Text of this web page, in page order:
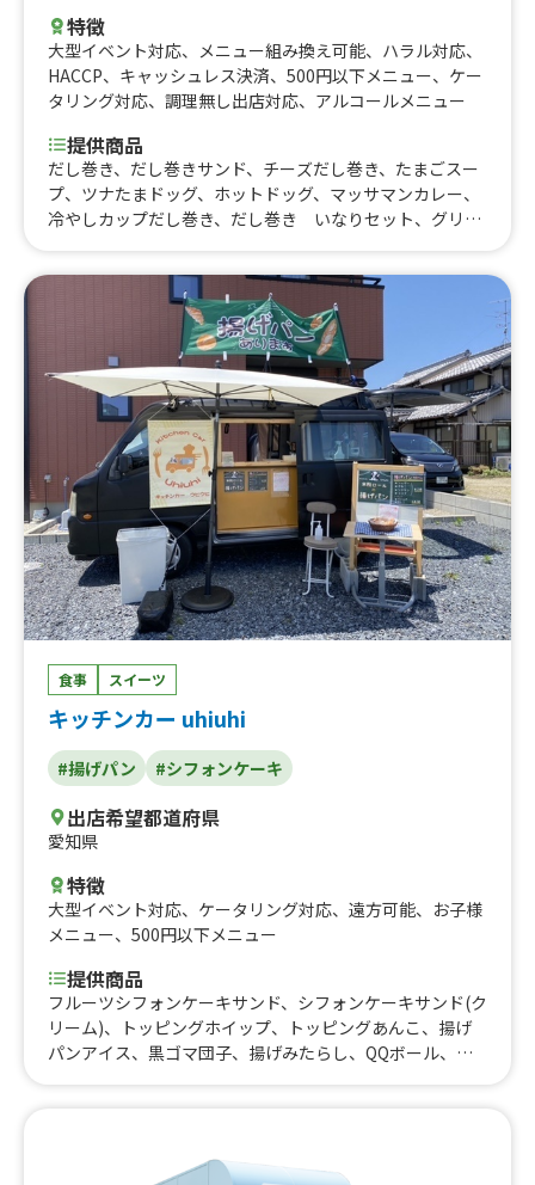
汁、ポテトスープ、クラムチャウダー、コーンスープ、エ
ッグスープ、ぜんざい、スンドゥブ（韓国）、トッポギ
(韓国)、soto(インドネシア料理)、スパムおにぎり、ケイ
ジャンフライドポテト、そば、ラーメン、お弁当各種、レ
インボー綿菓子、おにぎり2個入り、おにぎり、枝豆、お
弁当各種、お弁当各種、琥珀糖炭酸ジュース、チキンカツ
バーガー、ロースカツハンバーガー、冷やしつけ麺、冷や
しうどん、冷やし蕎麦、ダブルハンバーガー、焼うどん、
クリーム スクープダブル、沖縄ブルーシールアイスクリー
ム スクープシングル、フルーツかき氷
特徴
大型イベント対応、 メニュー組み換え可能、 ハラル対応、
HACCP、 キャッシュレス決済、 500円以下メニュー、 ケー
タリング対応、 調理無し出店対応、 アルコールメニュー
提供商品
だし巻き、だし巻きサンド、チーズだし巻き、たまごスー
プ、ツナたまドッグ、ホットドッグ、マッサマンカレー、
冷やしカップだし巻き、だし巻き いなりセット、グリー
食事 スイーツ
キッチンカー uhiuhi
#揚げパン #シフォンケーキ
出店希望都道府県
愛知県
特徴
大型イベント対応、 ケータリング対応、 遠方可能、 お子様
メニュー、 500円以下メニュー
提供商品
フルーツシフォンケーキサンド、シフォンケーキサンド(ク
リーム)、トッピングホイップ、トッピングあんこ、揚げ
パンアイス、黒ゴマ団子、揚げみたらし、QQボール、米